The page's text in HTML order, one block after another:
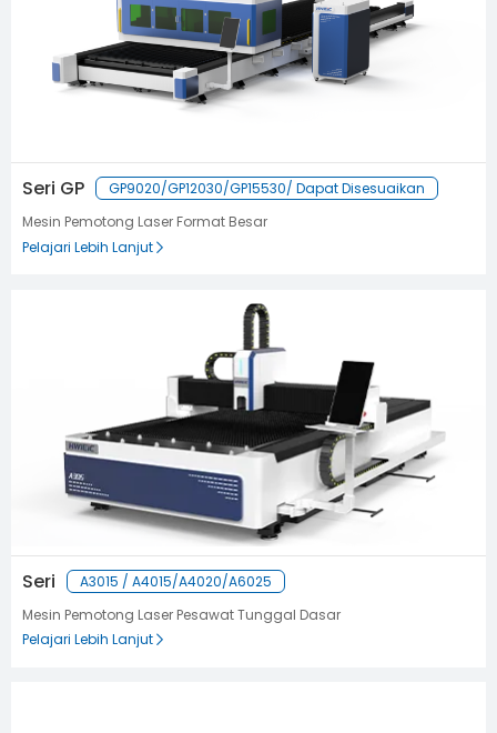
Seri GP
GP9020/GP12030/GP15530/ Dapat Disesuaikan
Mesin Pemotong Laser Format Besar
Pelajari Lebih Lanjut
Seri
A3015 / A4015/A4020/A6025
Mesin Pemotong Laser Pesawat Tunggal Dasar
Pelajari Lebih Lanjut